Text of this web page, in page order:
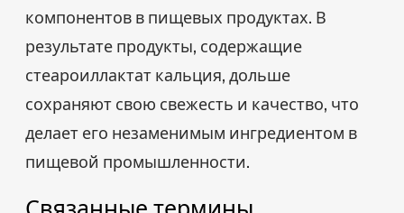
компонентов в пищевых продуктах. В
результате продукты, содержащие
стеароиллактат кальция, дольше
сохраняют свою свежесть и качество, что
делает его незаменимым ингредиентом в
пищевой промышленности.